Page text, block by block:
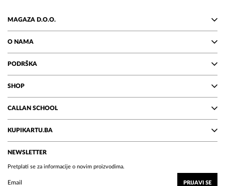
MAGAZA D.O.O.
O NAMA
PODRŠKA
SHOP
CALLAN SCHOOL
KUPIKARTU.BA
NEWSLETTER
Pretplati se za informacije o novim proizvodima.
PRIJAVI SE